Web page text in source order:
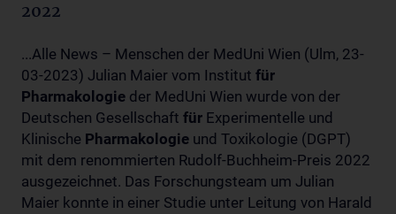
2022
...Alle News – Menschen der MedUni Wien (Ulm, 23-
03-2023) Julian Maier vom Institut für
Pharmakologie der MedUni Wien wurde von der
Deutschen Gesellschaft für Experimentelle und
Klinische Pharmakologie und Toxikologie (DGPT)
mit dem renommierten Rudolf-Buchheim-Preis 2022
ausgezeichnet. Das Forschungsteam um Julian
Maier konnte in einer Studie unter Leitung von Harald